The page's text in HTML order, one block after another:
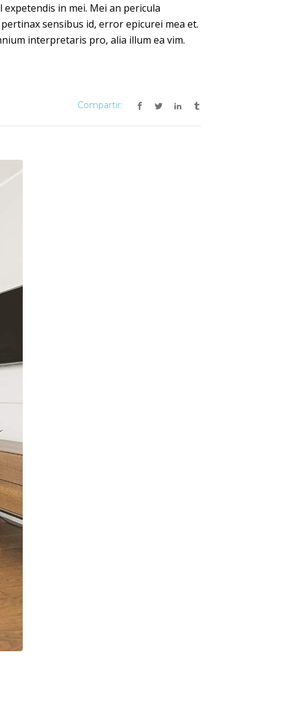
in mei. Mei an pericula
sensibus id, error epicurei mea et.
interpretaris pro, alia illum ea vim.
Compartir: